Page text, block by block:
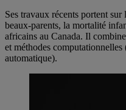
Ses travaux récents portent
beaux-parents, la mortalité
africains au Canada. Il
et méthodes computationnelles
automatique).